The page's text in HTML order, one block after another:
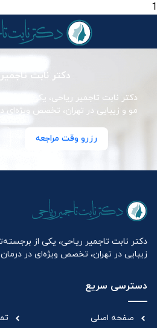
1
دکتر نابت
دکتر نابت تاجمیر ریاحی، یکی از
مو و زیبایی در تهران، تخصص
رزرو وقت مراجعه
دکتر نابت تاجمیر ریاحی، یکی از
زیبایی در تهران، تخصص ویژه‌ای در
دسترسی سریع
صفحه اصلی